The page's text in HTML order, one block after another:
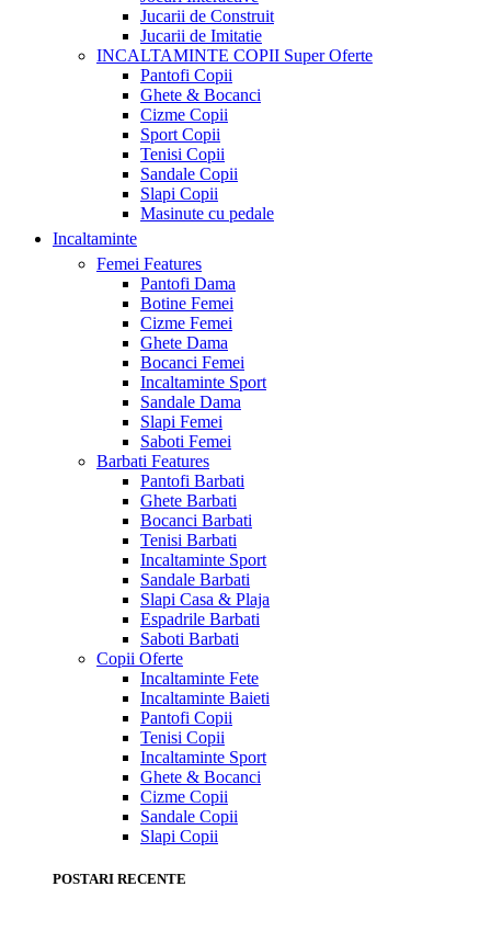
Jucarii de Construit
Jucarii de Imitatie
INCALTAMINTE COPII Super Oferte
Pantofi Copii
Ghete & Bocanci
Cizme Copii
Sport Copii
Tenisi Copii
Sandale Copii
Slapi Copii
Masinute cu pedale
Incaltaminte
Femei Features
Pantofi Dama
Botine Femei
Cizme Femei
Ghete Dama
Bocanci Femei
Incaltaminte Sport
Sandale Dama
Slapi Femei
Saboti Femei
Barbati Features
Pantofi Barbati
Ghete Barbati
Bocanci Barbati
Tenisi Barbati
Incaltaminte Sport
Sandale Barbati
Slapi Casa & Plaja
Espadrile Barbati
Saboti Barbati
Copii Oferte
Incaltaminte Fete
Incaltaminte Baieti
Pantofi Copii
Tenisi Copii
Incaltaminte Sport
Ghete & Bocanci
Cizme Copii
Sandale Copii
Slapi Copii
POSTARI RECENTE